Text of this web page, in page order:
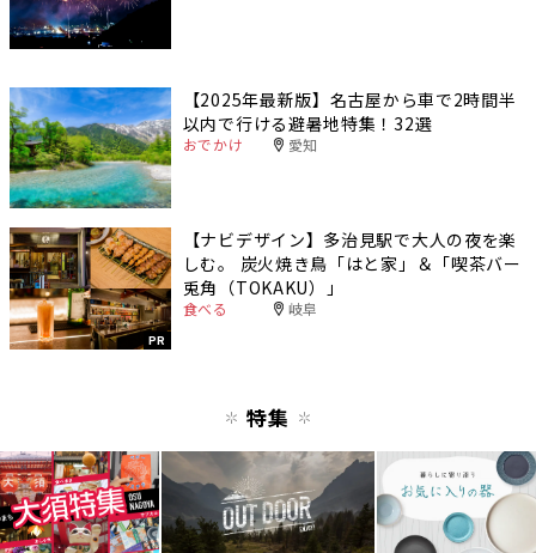
【2025年最新版】名古屋から車で2時間半
以内で行ける避暑地特集！32選
おでかけ 愛知
PR
【ナビデザイン】多治見駅で大人の夜を楽
しむ。 炭火焼き鳥「はと家」＆「喫茶バー
兎角（TOKAKU）」
食べる 岐阜
特集